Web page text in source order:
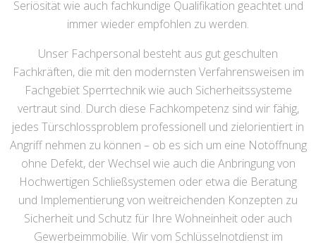
Seriösität wie auch fachkundige Qualifikation geachtet und
immer wieder empfohlen zu werden.
Unser Fachpersonal besteht aus gut geschulten
Fachkräften, die mit den modernsten Verfahrensweisen im
Fachgebiet Sperrtechnik wie auch Sicherheitssysteme
vertraut sind. Durch diese Fachkompetenz sind wir fähig,
jedes Türschlossproblem professionell und zielorientiert in
Angriff nehmen zu können – ob es sich um eine Notöffnung
ohne Defekt, der Wechsel wie auch die Anbringung von
Hochwertigen Schließsystemen oder etwa die Beratung
und Implementierung von weitreichenden Konzepten zu
Sicherheit und Schutz für Ihre Wohneinheit oder auch
Gewerbeimmobilie. Wir vom Schlüsselnotdienst im